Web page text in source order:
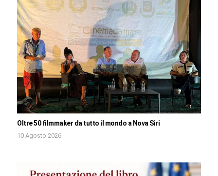
Oltre 50 filmmaker da tutto il mondo a Nova Siri
10 Agosto 2026